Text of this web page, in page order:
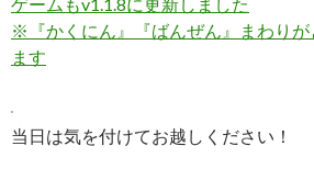
※『かくにん』『ばんぜん』まわりが
ます
当日は気を付けてお越しください！